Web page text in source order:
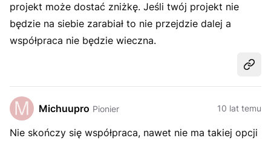
projekt może dostać zniżkę. Jeśli twój projekt nie
będzie na siebie zarabiał to nie przejdzie dalej a
współpraca nie będzie wieczna.
Michuupro Pionier 10 lat temu
Nie skończy się współpraca, nawet nie ma takiej opcji